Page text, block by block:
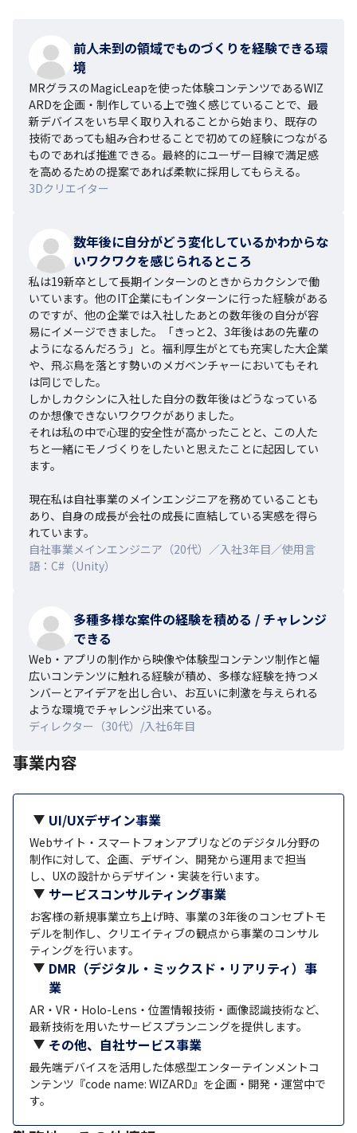
前人未到の領域でものづくりを経験できる環
境
MRグラスのMagicLeapを使った体験コンテンツであるWIZ
ARDを企画・制作している上で強く感じていることで、最
新デバイスをいち早く取り入れることから始まり、既存の
技術であっても組み合わせることで初めての経験につながる
ものであれば推進できる。最終的にユーザー目線で満足感
を高めるための提案であれば柔軟に採用してもらえる。
3Dクリエイター
数年後に自分がどう変化しているかわからな
いワクワクを感じられるところ
私は19新卒として長期インターンのときからカクシンで働
いています。他のIT企業にもインターンに行った経験がある
のですが、他の企業では入社したあとの数年後の自分が容
易にイメージできました。「きっと2、3年後はあの先輩の
ようになるんだろう」と。福利厚生がとても充実した大企業
や、飛ぶ鳥を落とす勢いのメガベンチャーにおいてもそれ
は同じでした。
しかしカクシンに入社した自分の数年後はどうなっている
のか想像できないワクワクがありました。
それは私の中で心理的安全性が高かったことと、この人た
ちと一緒にモノづくりをしたいと思えたことに起因してい
ます。
現在私は自社事業のメインエンジニアを務めていることも
あり、自身の成長が会社の成長に直結している実感を得ら
れています。
自社事業メインエンジニア（20代）／入社3年目／使用言
語：C#（Unity）
多種多様な案件の経験を積める / チャレンジ
できる
Web・アプリの制作から映像や体験型コンテンツ制作と幅
広いコンテンツに触れる経験が積め、多様な経験を持つメ
ンバーとアイデアを出し合い、お互いに刺激を与えられる
ような環境でチャレンジ出来ている。
ディレクター（30代）/入社6年目
事業内容
UI/UXデザイン事業
Webサイト・スマートフォンアプリなどのデジタル分野の
制作に対して、企画、デザイン、開発から運用まで担当
し、UXの設計からデザイン・実装を行います。
サービスコンサルティング事業
お客様の新規事業立ち上げ時、事業の3年後のコンセプトモ
デルを制作し、クリエイティブの観点から事業のコンサル
ティングを行います。
DMR（デジタル・ミックスド・リアリティ）事
業
AR・VR・Holo-Lens・位置情報技術・画像認識技術など、
最新技術を用いたサービスプランニングを提供します。
その他、自社サービス事業
最先端デバイスを活用した体感型エンターテインメントコ
ンテンツ『code name: WIZARD』を企画・開発・運営中で
す。